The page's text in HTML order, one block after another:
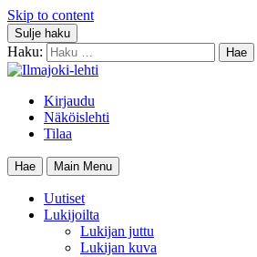
Skip to content
Sulje haku
Haku:
Kirjaudu
Näköislehti
Tilaa
Hae Main Menu
Uutiset
Lukijoilta
Lukijan juttu
Lukijan kuva